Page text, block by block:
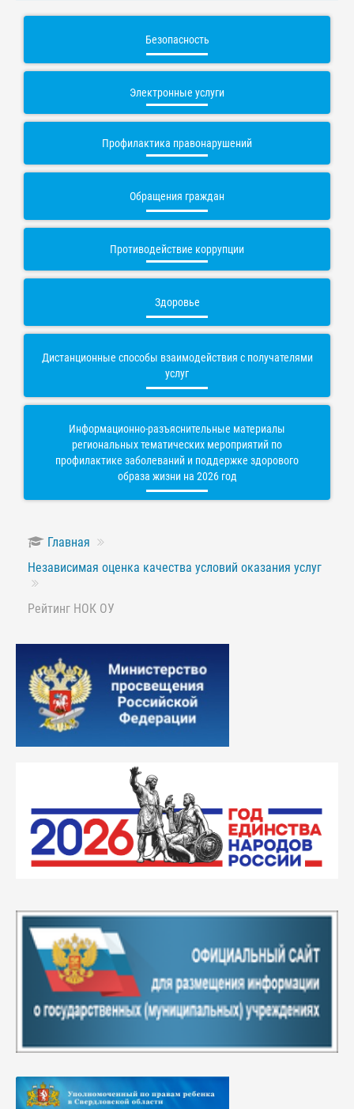
Безопасность
Электронные услуги
Профилактика правонарушений
Обращения граждан
Противодействие коррупции
Здоровье
Дистанционные способы взаимодействия с получателями
услуг
Информационно-разъяснительные материалы
региональных тематических мероприятий по
профилактике заболеваний и поддержке здорового
образа жизни на 2026 год
Главная
Независимая оценка качества условий оказания услуг
Рейтинг НОК ОУ